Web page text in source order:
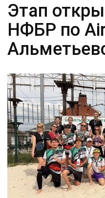
Этап
НФБР по